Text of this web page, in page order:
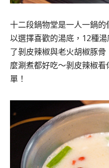
十二段鍋物堂是一人一鍋
以選擇喜歡的湯底，12種
了剝皮辣椒與老火胡椒豚
麼涮煮都好吃～剝皮辣椒
單！